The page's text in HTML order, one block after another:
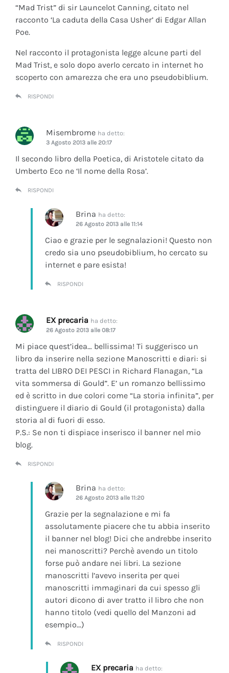
“Mad Trist” di sir Launcelot Canning, citato nel
racconto ‘La caduta della Casa Usher’ di Edgar Allan
Poe.
Nel racconto il protagonista legge alcune parti del
Mad Trist, e solo dopo averlo cercato in internet ho
scoperto con amarezza che era uno pseudobiblium.
RISPONDI
Misembrome ha detto:
3 Agosto 2013 alle 20:17
Il secondo libro della Poetica, di Aristotele citato da
Umberto Eco ne ‘Il nome della Rosa’.
RISPONDI
Brina ha detto:
26 Agosto 2013 alle 11:14
Ciao e grazie per le segnalazioni! Questo non
credo sia uno pseudobiblium, ho cercato su
internet e pare esista!
RISPONDI
EX precaria ha detto:
26 Agosto 2013 alle 08:17
Mi piace quest’idea… bellissima! Ti suggerisco un
libro da inserire nella sezione Manoscritti e diari: si
tratta del LIBRO DEI PESCI in Richard Flanagan, “La
vita sommersa di Gould”. E’ un romanzo bellissimo
ed è scritto in due colori come “La storia infinita”, per
distinguere il diario di Gould (il protagonista) dalla
storia al di fuori di esso.
P.S.: Se non ti dispiace inserisco il banner nel mio
blog.
RISPONDI
Brina ha detto:
26 Agosto 2013 alle 11:20
Grazie per la segnalazione e mi fa
assolutamente piacere che tu abbia inserito
il banner nel blog! Dici che andrebbe inserito
nei manoscritti? Perchè avendo un titolo
forse può andare nei libri. La sezione
manoscritti l’avevo inserita per quei
manoscritti immaginari da cui spesso gli
autori dicono di aver tratto il libro che non
hanno titolo (vedi quello del Manzoni ad
esempio…)
RISPONDI
EX precaria ha detto: